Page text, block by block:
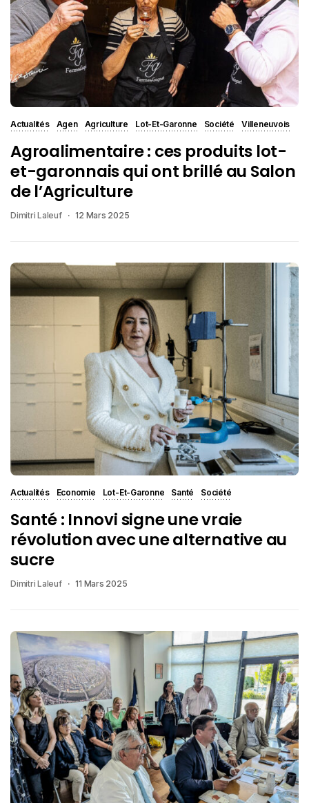
Actualités Agen Agriculture Lot-Et-Garonne Société Villeneuvois
Agroalimentaire : ces produits lot-
et-garonnais qui ont brillé au Salon
de l’Agriculture
Dimitri Laleuf 12 Mars 2025
Actualités Economie Lot-Et-Garonne Santé Société
Santé : Innovi signe une vraie
révolution avec une alternative au
sucre
Dimitri Laleuf 11 Mars 2025